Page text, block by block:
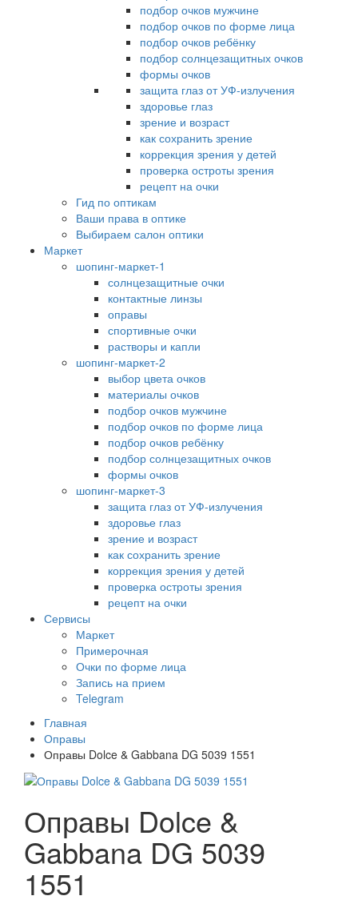
подбор очков мужчине
подбор очков по форме лица
подбор очков ребёнку
подбор солнцезащитных очков
формы очков
защита глаз от УФ-излучения
здоровье глаз
зрение и возраст
как сохранить зрение
коррекция зрения у детей
проверка остроты зрения
рецепт на очки
Гид по оптикам
Ваши права в оптике
Выбираем салон оптики
Маркет
шопинг-маркет-1
солнцезащитные очки
контактные линзы
оправы
спортивные очки
растворы и капли
шопинг-маркет-2
выбор цвета очков
материалы очков
подбор очков мужчине
подбор очков по форме лица
подбор очков ребёнку
подбор солнцезащитных очков
формы очков
шопинг-маркет-3
защита глаз от УФ-излучения
здоровье глаз
зрение и возраст
как сохранить зрение
коррекция зрения у детей
проверка остроты зрения
рецепт на очки
Сервисы
Маркет
Примерочная
Очки по форме лица
Запись на прием
Telegram
Главная
Оправы
Оправы Dolce & Gabbana DG 5039 1551
Оправы Dolce &
Gabbana DG 5039
1551